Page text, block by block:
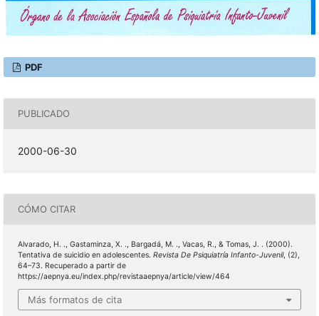
PDF
PUBLICADO
2000-06-30
CÓMO CITAR
Alvarado, H. ., Gastaminza, X. ., Bargadá, M. ., Vacas, R., & Tomas, J. . (2000).
Tentativa de suicidio en adolescentes. Revista De Psiquiatría Infanto-Juvenil, (2),
64–73. Recuperado a partir de
https://aepnya.eu/index.php/revistaaepnya/article/view/464
Más formatos de cita